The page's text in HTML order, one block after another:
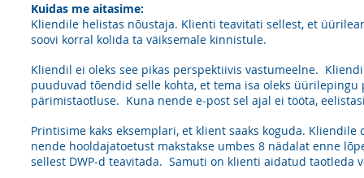
Kuidas me aitasime:
Kliendile helistas nõustaja. Klienti teavitati sellest, et
soovi korral kolida ta väiksemale kinnistule.
Kliendil ei oleks see pikas perspektiivis vastumeelne.
puuduvad tõendid selle kohta, et tema isa oleks üürilepingu
pärimistaotluse. Kuna nende e-post sel ajal ei tööta,
Printisime kaks eksemplari, et klient saaks koguda. Kliendile
nende hooldajatoetust makstakse umbes 8 nädalat enne
sellest DWP-d teavitada. Samuti on klienti aidatud taotleda